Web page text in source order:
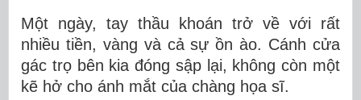
Một ngày, tay thầu khoán trở về với rất
nhiều tiền, vàng và cả sự ồn ào. Cánh cửa
gác trọ bên kia đóng sập lại, không còn một
kẽ hở cho ánh mắt của chàng họa sĩ.